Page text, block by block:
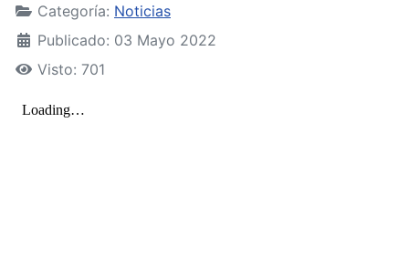
Categoría: Noticias
Publicado: 03 Mayo 2022
Visto: 701